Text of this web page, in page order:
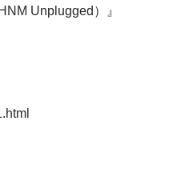
Unplugged）』